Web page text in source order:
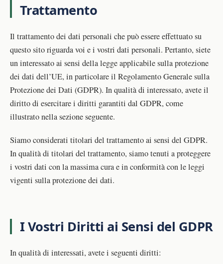
Trattamento
Il trattamento dei dati personali che può essere effettuato su
questo sito riguarda voi e i vostri dati personali. Pertanto, siete
un interessato ai sensi della legge applicabile sulla protezione
dei dati dell’UE, in particolare il Regolamento Generale sulla
Protezione dei Dati (GDPR). In qualità di interessato, avete il
diritto di esercitare i diritti garantiti dal GDPR, come
illustrato nella sezione seguente.
Siamo considerati titolari del trattamento ai sensi del GDPR.
In qualità di titolari del trattamento, siamo tenuti a proteggere
i vostri dati con la massima cura e in conformità con le leggi
vigenti sulla protezione dei dati.
I Vostri Diritti ai Sensi del GDPR
In qualità di interessati, avete i seguenti diritti: